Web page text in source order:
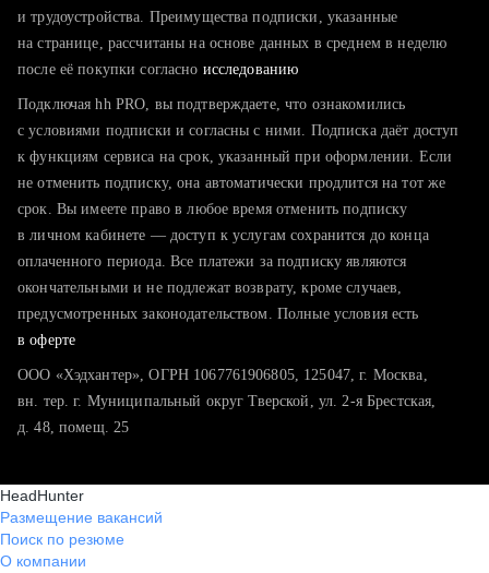
тратите много времени на поиск и вручную поднимаете
хотите сравнить себя с конкурентами и оценить шансы
и трудоустройства. Преимущества подписки, указанные
на странице, рассчитаны на основе данных в среднем в неделю
после её покупки согласно исследованию
Подключая hh PRO, вы подтверждаете, что ознакомились
с условиями подписки и согласны с ними. Подписка даёт доступ
к функциям сервиса на срок, указанный при оформлении. Если
не отменить подписку, она автоматически продлится на тот же
срок. Вы имеете право в любое время отменить подписку
в личном кабинете — доступ к услугам сохранится до конца
оплаченного периода. Все платежи за подписку являются
окончательными и не подлежат возврату, кроме случаев,
предусмотренных законодательством. Полные условия есть
в оферте
ООО «Хэдхантер», ОГРН 1067761906805, 125047, г. Москва,
вн. тер. г. Муниципальный округ Тверской, ул. 2-я Брестская,
д. 48, помещ. 25
HeadHunter
Размещение вакансий
Поиск по резюме
О компании